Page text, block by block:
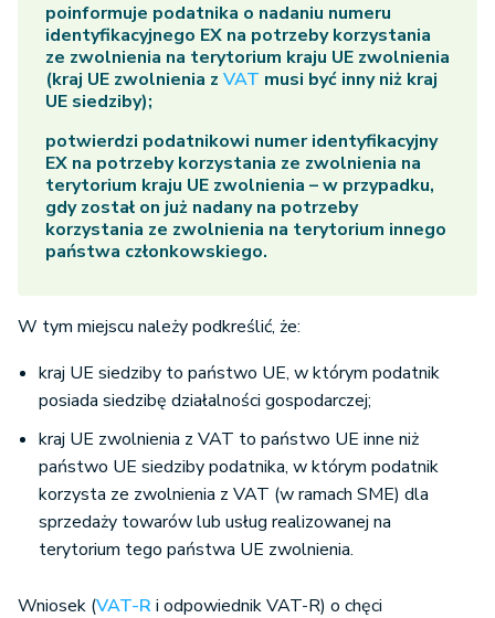
poinformuje podatnika o nadaniu numeru
identyfikacyjnego EX na potrzeby korzystania
ze zwolnienia na terytorium kraju UE zwolnienia
(kraj UE zwolnienia z VAT musi być inny niż kraj
UE siedziby);
potwierdzi podatnikowi numer identyfikacyjny
EX na potrzeby korzystania ze zwolnienia na
terytorium kraju UE zwolnienia – w przypadku,
gdy został on już nadany na potrzeby
korzystania ze zwolnienia na terytorium innego
państwa członkowskiego.
W tym miejscu należy podkreślić, że:
kraj UE siedziby to państwo UE, w którym podatnik
posiada siedzibę działalności gospodarczej;
kraj UE zwolnienia z VAT to państwo UE inne niż
państwo UE siedziby podatnika, w którym podatnik
korzysta ze zwolnienia z VAT (w ramach SME) dla
sprzedaży towarów lub usług realizowanej na
terytorium tego państwa UE zwolnienia.
Wniosek (VAT-R i odpowiednik VAT-R) o chęci